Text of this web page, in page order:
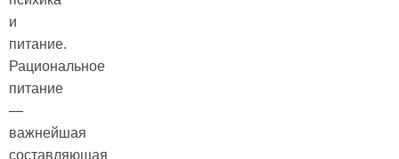
и
питание.
Рациональное
питание
—
важнейшая
составляющая